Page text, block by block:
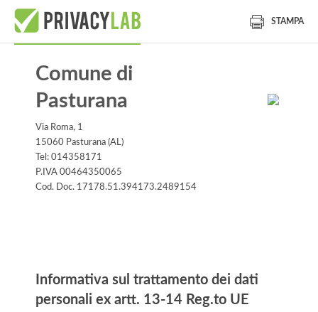
STAMPA
Comune di
Pasturana
Via Roma, 1
15060 Pasturana (AL)
Tel: 014358171
P.IVA 00464350065
Cod. Doc. 17178.51.394173.2489154
Informativa sul trattamento dei dati
personali ex artt. 13-14 Reg.to UE